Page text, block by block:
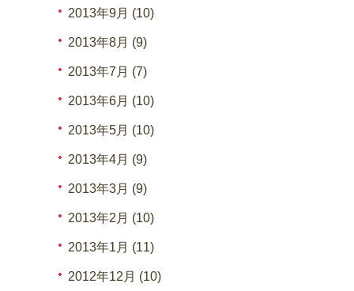
2013年9月 (10)
2013年8月 (9)
2013年7月 (7)
2013年6月 (10)
2013年5月 (10)
2013年4月 (9)
2013年3月 (9)
2013年2月 (10)
2013年1月 (11)
2012年12月 (10)